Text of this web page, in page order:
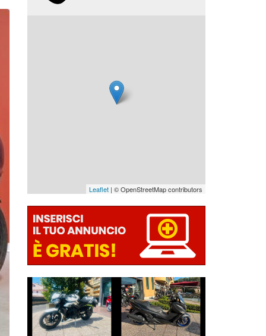
Leaflet | © OpenStreetMap contributors
TRIUMPH
STREET-TRIPLE
€ 8.490 €
SUZUKI
BURGMAN-400-
650
€ 4.890 €